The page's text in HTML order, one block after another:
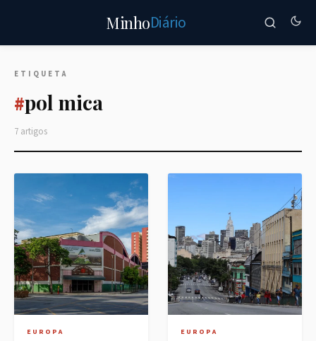
MinhoDiário
ETIQUETA
#pol mica
7 artigos
EUROPA EUROPA